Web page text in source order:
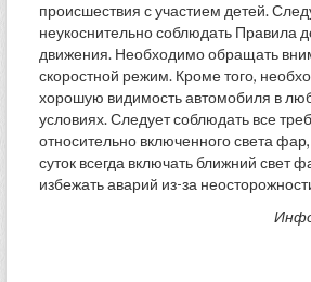
происшествия с участием детей.
неукоснительно соблюдать Правила
движения. Необходимо обращать
скоростной режим. Кроме того,
хорошую видимость автомобиля в
условиях. Следует соблюдать все
относительно включенного света
суток всегда включать ближний свет
избежать аварий из-за